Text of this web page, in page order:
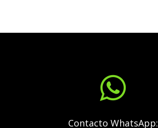

Contacto WhatsApp: